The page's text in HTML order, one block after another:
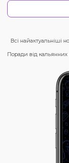
Всі найактуальніші
Поради від